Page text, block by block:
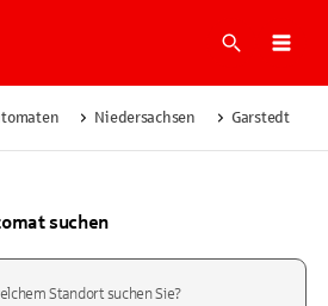
Suche
Niedersachsen Garstedt
suchen